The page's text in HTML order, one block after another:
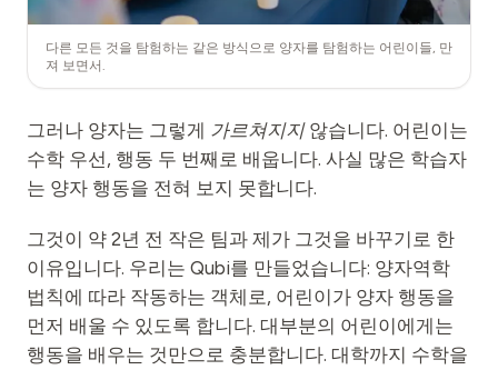
다른 모든 것을 탐험하는 같은 방식으로 양자를 탐험하는 어린이들, 만
져 보면서.
그러나 양자는 그렇게 가르쳐지지않습니다. 어린이는
수학 우선, 행동 두 번째로 배웁니다. 사실 많은 학습자
는 양자 행동을 전혀 보지 못합니다.
그것이 약 2년 전 작은 팀과 제가 그것을 바꾸기로 한
이유입니다. 우리는 Qubi를 만들었습니다: 양자역학
법칙에 따라 작동하는 객체로, 어린이가 양자 행동을
먼저 배울 수 있도록 합니다. 대부분의 어린이에게는
행동을 배우는 것만으로 충분합니다. 대학까지 수학을